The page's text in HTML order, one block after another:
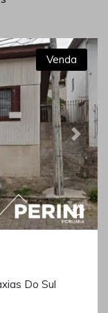
Next
Venda
Do Sul